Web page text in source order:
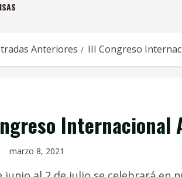
Anteriores III Congreso
Internacional
marzo 8, 2021